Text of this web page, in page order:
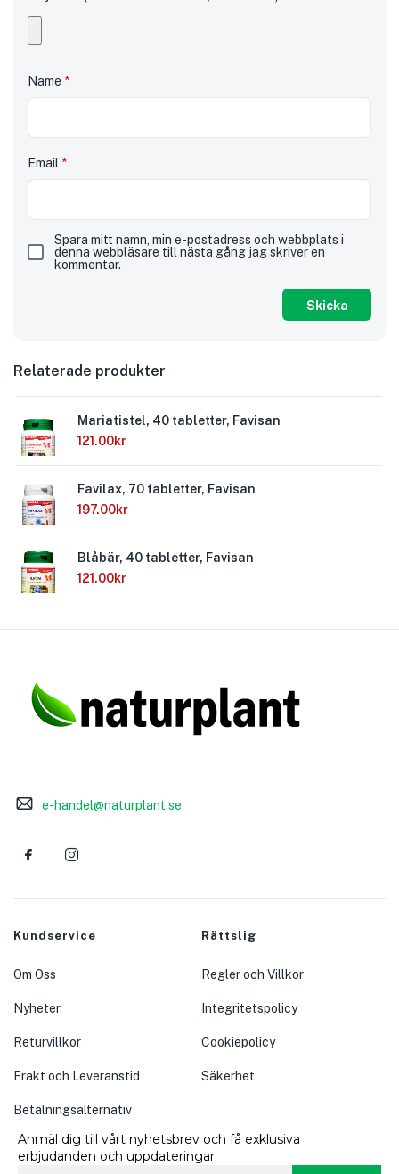
Name *
Email *
Spara mitt namn, min e-postadress och webbplats i
denna webbläsare till nästa gång jag skriver en
kommentar.
Relaterade produkter
Mariatistel, 40 tabletter, Favisan
121.00kr
Favilax, 70 tabletter, Favisan
197.00kr
Blåbär, 40 tabletter, Favisan
121.00kr
e-handel@naturplant.se
Kundservice
Om Oss
Nyheter
Returvillkor
Frakt och Leveranstid
Betalningsalternativ
Rättslig
Regler och Villkor
Integritetspolicy
Cookiepolicy
Säkerhet
Anmäl dig till vårt nyhetsbrev och få exklusiva
erbjudanden och uppdateringar.